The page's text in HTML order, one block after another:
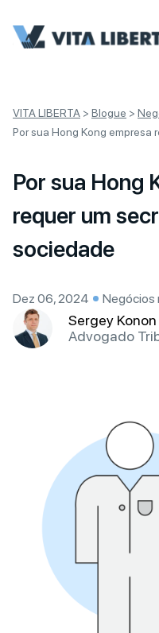
VITA LIBERTA > Blogue >
Por sua Hong Kong empresa
Por sua Hong
requer um
sociedade
Dez 06, 2024 Negócios
Sergey Konon
Advogado